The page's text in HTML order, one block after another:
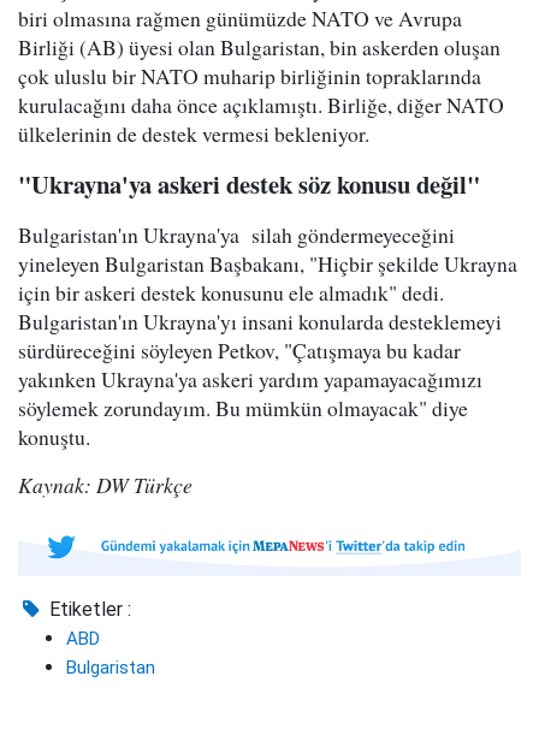
biri olmasına rağmen günümüzde NATO ve Avrupa
Birliği (AB) üyesi olan Bulgaristan, bin askerden oluşan
çok uluslu bir NATO muharip birliğinin topraklarında
kurulacağını daha önce açıklamıştı. Birliğe, diğer NATO
ülkelerinin de destek vermesi bekleniyor.
"Ukrayna'ya askeri destek söz konusu değil"
Bulgaristan'ın Ukrayna'ya silah göndermeyeceğini
yineleyen Bulgaristan Başbakanı, "Hiçbir şekilde Ukrayna
için bir askeri destek konusunu ele almadık" dedi.
Bulgaristan'ın Ukrayna'yı insani konularda desteklemeyi
sürdüreceğini söyleyen Petkov, "Çatışmaya bu kadar
yakınken Ukrayna'ya askeri yardım yapamayacağımızı
söylemek zorundayım. Bu mümkün olmayacak" diye
konuştu.
Kaynak: DW Türkçe
Etiketler :
ABD
Bulgaristan